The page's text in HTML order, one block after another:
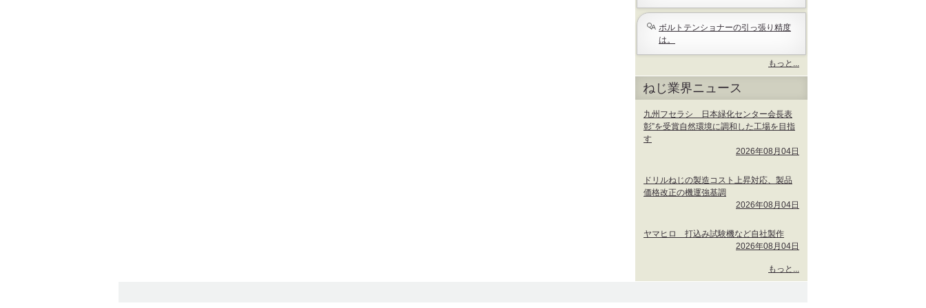
ボルトテンショナーの引っ張り精度
は。
よ
く
あ
る
質
もっと...
ねじ業界ニュース
九州フセラシ 日本緑化センター会長表
彰”を受賞自然環境に調和した工場を目指
す
2026年08月04日
ドリルねじの製造コスト上昇対応、製品
価格改正の機運強基調
2026年08月04日
ヤマヒロ 打込み試験機など自社製作
2026年08月04日
じ
もっと...